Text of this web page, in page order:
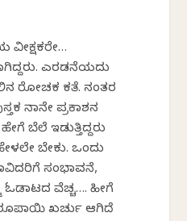
ವೀಕ್ಷಕರೇ…
ಎರಡನೆಯದು
ರೋಚಕ ಕತೆ. ನಂತರ
ನಾನೇ ಪ್ರಕಾಶನ
ಬೆಲೆ ಇಡುತ್ತಿದ್ದರು
ಬೇಕು. ಒಂದು
ಸಂಭಾವನೆ,
ವೆಚ್ಚ…. ಹೀಗೆ
ಖರ್ಚು ಆಗಿದೆ